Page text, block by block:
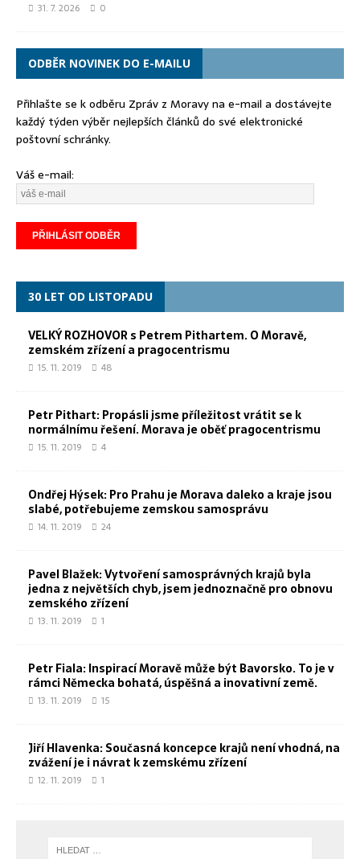
31. 7. 2026 0
ODBĚR NOVINEK DO E-MAILU
Přihlašte se k odběru Zpráv z Moravy na e-mail a dostávejte
každý týden výběr nejlepších článků do své elektronické
poštovní schránky.
Váš e-mail:
30 LET OD LISTOPADU
VELKÝ ROZHOVOR s Petrem Pithartem. O Moravě,
zemském zřízení a pragocentrismu
15. 11. 2019 48
Petr Pithart: Propásli jsme příležitost vrátit se k
normálnímu řešení. Morava je oběť pragocentrismu
15. 11. 2019 4
Ondřej Hýsek: Pro Prahu je Morava daleko a kraje jsou
slabé, potřebujeme zemskou samosprávu
14. 11. 2019 24
Pavel Blažek: Vytvoření samosprávných krajů byla
jedna z největších chyb, jsem jednoznačně pro obnovu
zemského zřízení
13. 11. 2019 1
Petr Fiala: Inspirací Moravě může být Bavorsko. To je v
rámci Německa bohatá, úspěšná a inovativní země.
13. 11. 2019 15
Jiří Hlavenka: Současná koncepce krajů není vhodná, na
zvážení je i návrat k zemskému zřízení
12. 11. 2019 1